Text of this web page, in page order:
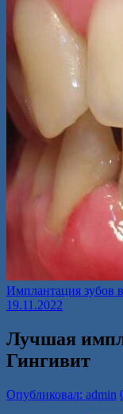
Имплантация зубов
19.11.2022
Лучшая
Гингивит
Опубликовал: admin